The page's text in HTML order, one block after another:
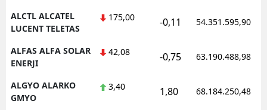
ALCTL ALCATEL
LUCENT TELETAS
175,00 -0,11 54.351.595,90
ALFAS ALFA SOLAR
ENERJI
42,08 -0,75 63.190.488,98
ALGYO ALARKO
GMYO
3,40 1,80 68.184.250,48